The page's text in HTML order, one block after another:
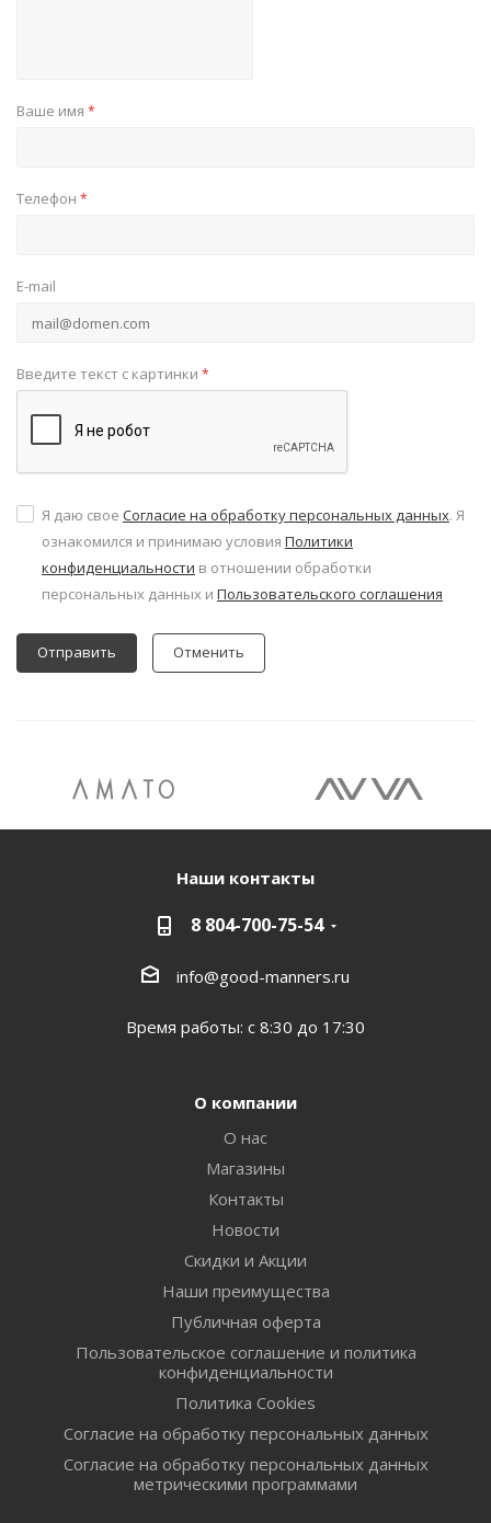
Ваше имя *
Телефон *
E-mail
Введите текст с картинки *
Я даю свое Согласие на обработку персональных данных. Я
ознакомился и принимаю условия Политики
конфиденциальности в отношении обработки
персональных данных и Пользовательского соглашения
Отменить
Наши контакты
8 804-700-75-54
info@good-manners.ru
Время работы: с 8:30 до 17:30
О компании
О нас
Магазины
Контакты
Новости
Скидки и Акции
Наши преимущества
Публичная оферта
Пользовательское соглашение и политика
конфиденциальности
Политика Cookies
Согласие на обработку персональных данных
Согласие на обработку персональных данных
метрическими программами